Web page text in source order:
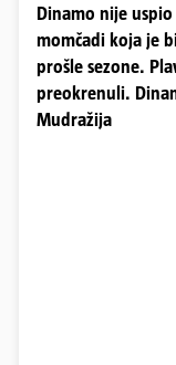
Dinamo nije
momčadi koja je
prošle sezone.
preokrenuli.
Mudražija